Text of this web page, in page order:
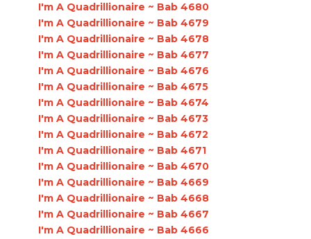
I'm A Quadrillionaire ~ Bab 4680
I'm A Quadrillionaire ~ Bab 4679
I'm A Quadrillionaire ~ Bab 4678
I'm A Quadrillionaire ~ Bab 4677
I'm A Quadrillionaire ~ Bab 4676
I'm A Quadrillionaire ~ Bab 4675
I'm A Quadrillionaire ~ Bab 4674
I'm A Quadrillionaire ~ Bab 4673
I'm A Quadrillionaire ~ Bab 4672
I'm A Quadrillionaire ~ Bab 4671
I'm A Quadrillionaire ~ Bab 4670
I'm A Quadrillionaire ~ Bab 4669
I'm A Quadrillionaire ~ Bab 4668
I'm A Quadrillionaire ~ Bab 4667
I'm A Quadrillionaire ~ Bab 4666